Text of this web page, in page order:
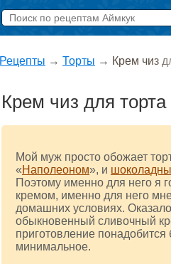
Рецепты → Торты → Крем чиз
Крем чиз для торта
Мой муж просто обожает
«Наполеоном», и
Поэтому именно для него я
кремом, именно для него
домашних условиях.
обыкновенный сливочный
приготовление
минимальное.